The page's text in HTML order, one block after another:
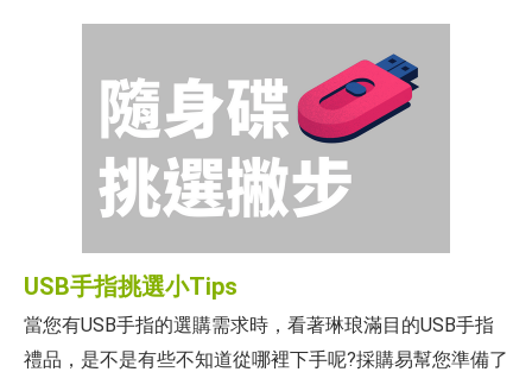
USB手指挑選小Tips
當您有USB手指的選購需求時，看著琳琅滿目的USB手指
禮品，是不是有些不知道從哪裡下手呢?採購易幫您準備了